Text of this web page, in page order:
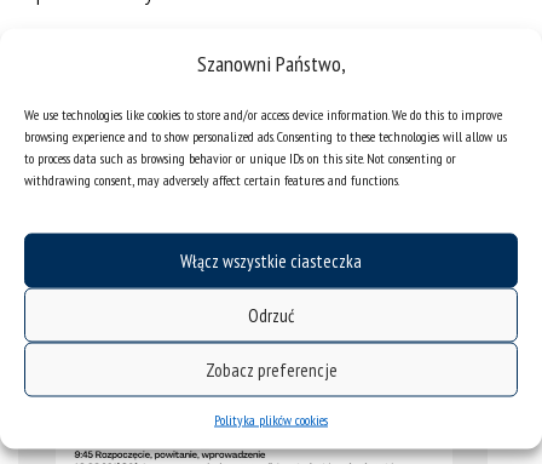
Szanowni Państwo,
We use technologies like cookies to store and/or access device information. We do this to improve
browsing experience and to show personalized ads. Consenting to these technologies will allow us
to process data such as browsing behavior or unique IDs on this site. Not consenting or
withdrawing consent, may adversely affect certain features and functions.
Włącz wszystkie ciasteczka
Odrzuć
Zobacz preferencje
Polityka plików cookies
www.sjikp.us.edu.pl/pl/stalo-sie-24-lutego